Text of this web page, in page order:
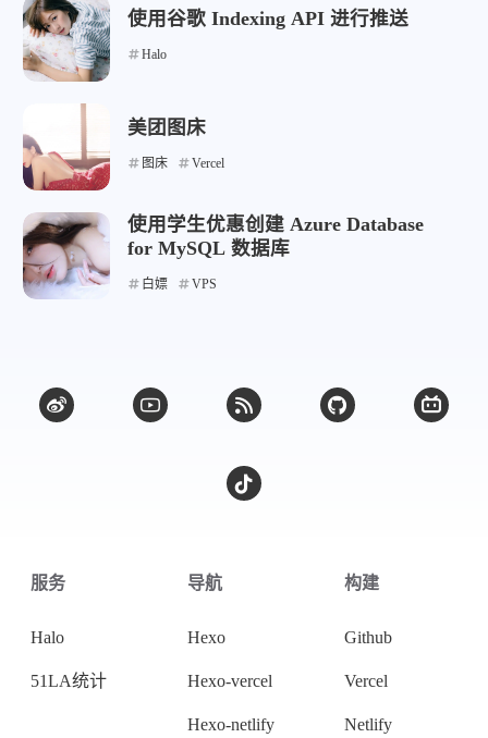
微信
使用谷歌 Indexing API 进行推送
Halo
美团图床
图床 Vercel
使用学生优惠创建 Azure Database
for MySQL 数据库
白嫖 VPS
服务
Halo
51LA统计
导航
Hexo
Hexo-vercel
Hexo-netlify
构建
Github
Vercel
Netlify